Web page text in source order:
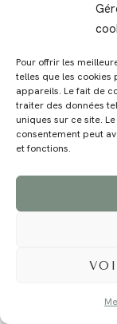
Pour offrir les
telles que les
appareils. Le fait de
traiter des données
uniques sur ce site.
consentement peut
et fonctions.
MAGALI
©2024 EI Magali Selvi -